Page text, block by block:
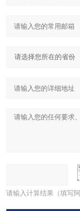
请输入计算结果（填写